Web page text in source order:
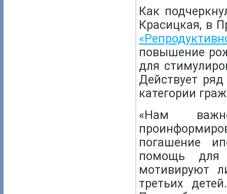
Как
Красицкая, в
повышение
для
Действует
категории
«Нам
погашение
помощь для
мотивируют
третьих